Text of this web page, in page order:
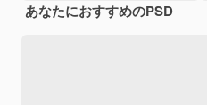
あなたにおすすめのPSD